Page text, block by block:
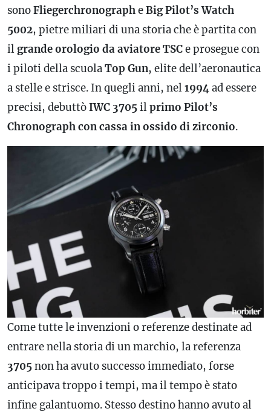
sonoFliegerchronographeBig Pilot’s Watch
5002, pietre miliari di una storia che è partita con
il grande orologio da aviatore TSCe prosegue con
i piloti della scuolaTop Gun, elite dell’aeronautica
a stelle e strisce. In quegli anni, nel1994ad essere
precisi, debuttòIWC 3705ilprimo Pilot’s
Chronograph con cassa in ossido di zirconio.
Come tutte le invenzioni o referenze destinate ad
entrare nella storia di un marchio, la referenza
3705non ha avuto successo immediato, forse
anticipava troppo i tempi, ma il tempo è stato
infine galantuomo. Stesso destino hanno avuto al